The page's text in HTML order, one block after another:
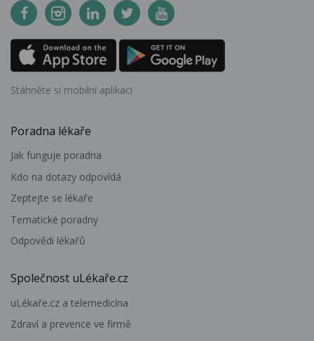
Stáhněte si mobilní aplikaci
Poradna lékaře
Jak funguje poradna
Kdo na dotazy odpovídá
Zeptejte se lékaře
Tematické poradny
Odpovědi lékařů
Společnost uLékaře.cz
uLékaře.cz a telemedicína
Zdraví a prevence ve firmě